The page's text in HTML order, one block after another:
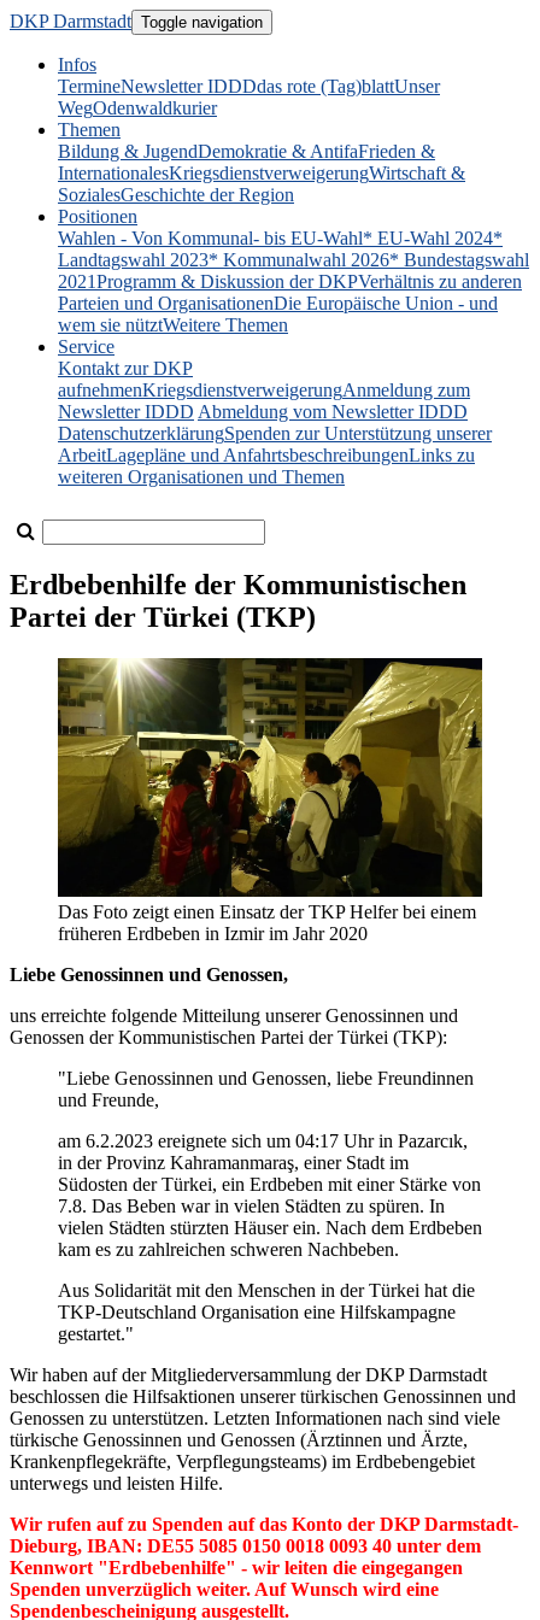
DKP Darmstadt Toggle navigation
Infos
TermineNewsletter IDDDdas rote (Tag)blattUnser
WegOdenwaldkurier
Themen
Bildung & JugendDemokratie & AntifaFrieden &
InternationalesKriegsdienstverweigerungWirtschaft &
SozialesGeschichte der Region
Positionen
Wahlen - Von Kommunal- bis EU-Wahl* EU-Wahl 2024*
Landtagswahl 2023* Kommunalwahl 2026* Bundestagswahl
2021Programm & Diskussion der DKPVerhältnis zu anderen
Parteien und OrganisationenDie Europäische Union - und
wem sie nütztWeitere Themen
Service
Kontakt zur DKP
aufnehmenKriegsdienstverweigerungAnmeldung zum
Newsletter IDDD Abmeldung vom Newsletter IDDD
DatenschutzerklärungSpenden zur Unterstützung unserer
ArbeitLagepläne und AnfahrtsbeschreibungenLinks zu
weiteren Organisationen und Themen
Erdbebenhilfe der Kommunistischen
Partei der Türkei (TKP)
Das Foto zeigt einen Einsatz der TKP Helfer bei einem
früheren Erdbeben in Izmir im Jahr 2020
Liebe Genossinnen und Genossen,
uns erreichte folgende Mitteilung unserer Genossinnen und
Genossen der Kommunistischen Partei der Türkei (TKP):
"Liebe Genossinnen und Genossen, liebe Freundinnen
und Freunde,
am 6.2.2023 ereignete sich um 04:17 Uhr in Pazarcık,
in der Provinz Kahramanmaraş, einer Stadt im
Südosten der Türkei, ein Erdbeben mit einer Stärke von
7.8. Das Beben war in vielen Städten zu spüren. In
vielen Städten stürzten Häuser ein. Nach dem Erdbeben
kam es zu zahlreichen schweren Nachbeben.
Aus Solidarität mit den Menschen in der Türkei hat die
TKP-Deutschland Organisation eine Hilfskampagne
gestartet."
Wir haben auf der Mitgliederversammlung der DKP Darmstadt
beschlossen die Hilfsaktionen unserer türkischen Genossinnen und
Genossen zu unterstützen. Letzten Informationen nach sind viele
türkische Genossinnen und Genossen (Ärztinnen und Ärzte,
Krankenpflegekräfte, Verpflegungsteams) im Erdbebengebiet
unterwegs und leisten Hilfe.
Wir rufen auf zu Spenden auf das Konto der DKP Darmstadt-
Dieburg, IBAN: DE55 5085 0150 0018 0093 40 unter dem
Kennwort "Erdbebenhilfe" - wir leiten die eingegangen
Spenden unverzüglich weiter. Auf Wunsch wird eine
Spendenbescheinigung ausgestellt.